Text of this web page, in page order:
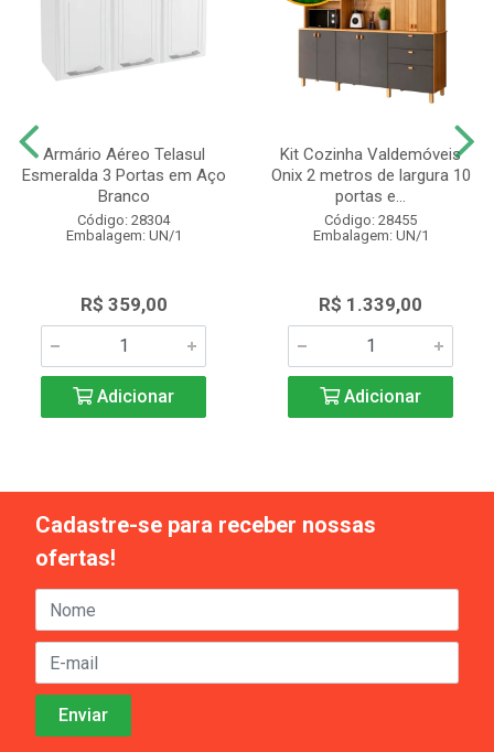
Armário Aéreo Telasul
Esmeralda 3 Portas em Aço
Branco
Código: 28304
Embalagem: UN/1
R$ 359,00
Adicionar
Kit Cozinha Valdemóveis
Onix 2 metros de largura 10
portas e...
Código: 28455
Embalagem: UN/1
R$ 1.339,00
Adicionar
Cadastre-se para receber nossas
ofertas!